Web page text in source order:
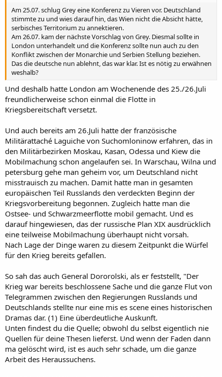
Am 25.07. schlug Grey eine Konferenz zu Vieren vor. Deutschland
stimmte zu und wies darauf hin, das Wien nicht die Absicht hätte,
serbisches Territorium zu annektieren.
Am 26.07. kam der nächste Vorschlag von Grey. Diesmal sollte in
London unterhandelt und die Konferenz sollte nun auch zu den
Konflikt zwischen der Monarchie und Serbien Stellung beziehen.
Das die deutsche nun ablehnt, das war klar. Ist es nötig zu erwähnen
weshalb?
Und deshalb hatte London am Wochenende des 25./26.Juli
freundlicherweise schon einmal die Flotte in
Kriegsbereitschaft versetzt.
Und auch bereits am 26.Juli hatte der französische
Militärattaché Laguiche von Suchomloninow erfahren, das in
den Militärbezirken Moskau, Kasan, Odessa und Kiew die
Mobilmachung schon angelaufen sei. In Warschau, Wilna und
petersburg gehe man geheim vor, um Deutschland nicht
misstrauisch zu machen. Damit hatte man in gesamten
europäischen Teil Russlands den verdeckten Beginn der
Kriegsvorbereitung begonnen. Zugleich hatte man die
Ostsee- und Schwarzmeerflotte mobil gemacht. Und es
darauf hingewiesen, das der russische Plan XIX ausdrücklich
eine teilweise Mobilmachung überhaupt nicht vorsah.
Nach Lage der Dinge waren zu diesem Zeitpunkt die Würfel
für den Krieg bereits gefallen.
So sah das auch General Dororolski, als er feststellt, "Der
Krieg war bereits beschlossene Sache und die ganze Flut von
Telegrammen zwischen den Regierungen Russlands und
Deutschlands stellte nur eine mis es scene eines historischen
Dramas dar. (1) Eine überdeutliche Auskunft.
Unten findest du die Quelle; obwohl du selbst eigentlich nie
Quellen für deine Thesen lieferst. Und wenn der Faden dann
ma gelöscht wird, ist es auch sehr schade, um die ganze
Arbeit des Heraussuchens.